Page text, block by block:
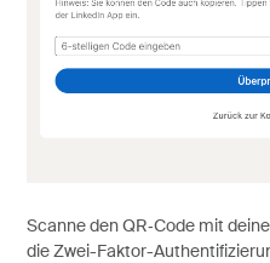
Scanne den QR‑Code mit
die Zwei-Faktor-